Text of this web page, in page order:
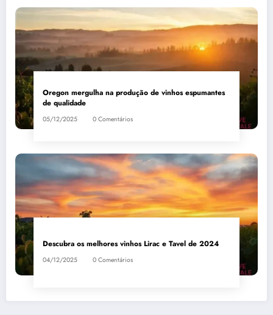
Oregon mergulha na produção de vinhos espumantes
de qualidade
05/12/2025 0 Comentários
Descubra os melhores vinhos Lirac e Tavel de 2024
04/12/2025 0 Comentários